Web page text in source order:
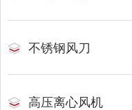
不锈钢风刀
高压离心风机